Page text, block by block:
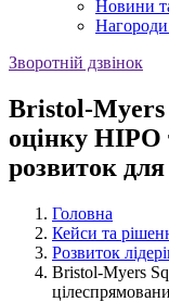
Новини
Нагороди
Зворотній дзвінок
Bristol-Myers
оцінку HIPO
розвиток
Головна
Кейси та
Розвиток
Bristol-Myers